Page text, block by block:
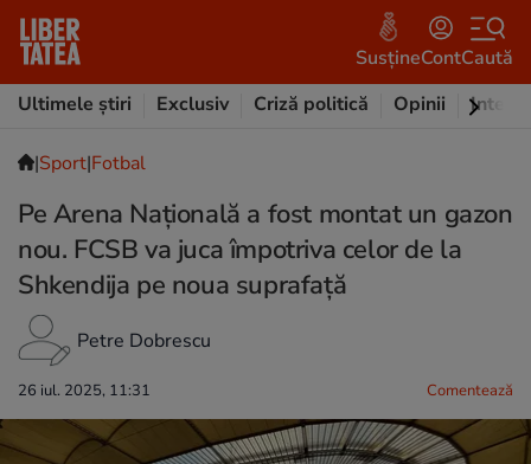
SusțineContCaută
Ultimele știri
Exclusiv Criză politică Opinii
|Sport|Fotbal
Pe Arena Națională a fost montat un gazon
nou. FCSB va juca împotriva celor de la
Shkendija pe noua suprafață
Petre Dobrescu
26 iul. 2025, 11:31 Comentează